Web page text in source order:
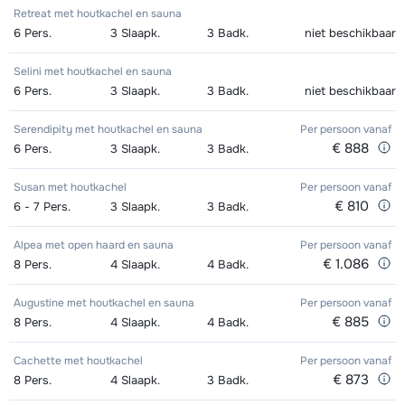
Zilver (Evolution) Ski's + Stokken (8
dagen)
van week
Zilver (Evolution) Schoenen (8
dagen)
van week
Mini Kid Ski's + Stokken + Schoenen
(8 dagen)
van week
Mini Kid Ski's + Stokken (8 dagen)
Mini Kid Schoenen (8 dagen)
afhankelijk
van week
middags - Gevorderd
Retreat met houtkachel en sauna
6 Pers. 3 Slaapk. 3 Badk. niet beschikbaar
Selini met houtkachel en sauna
6 Pers. 3 Slaapk. 3 Badk. niet beschikbaar
Serendipity met houtkachel en sauna Per persoonvanaf
6 Pers. 3 Slaapk. 3 Badk. € 888
Susan met houtkachel Per persoonvanaf
6 - 7 Pers. 3 Slaapk. 3 Badk. € 810
Alpea met open haard en sauna Per persoonvanaf
8 Pers. 4 Slaapk. 4 Badk. € 1.086
Augustine met houtkachel en sauna Per persoonvanaf
8 Pers. 4 Slaapk. 4 Badk. € 885
Cachette met houtkachel Per persoonvanaf
8 Pers. 4 Slaapk. 3 Badk. € 873